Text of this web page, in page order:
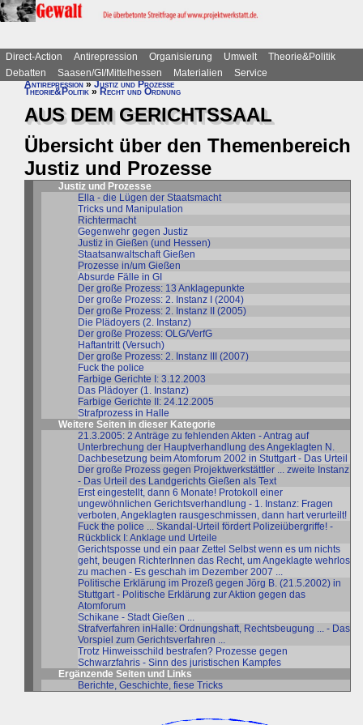
Direct-Action Antirepression Organisierung Umwelt
Theorie&Politik
Debatten
Saasen/GI/Mittelhessen Materialien
Service
Antirepression»Justiz und Prozesse
Theorie&Politik » Recht und Ordnung
AUS DEM GERICHTSSAAL
Übersicht über den Themenbereich
Justiz und Prozesse
Justiz und Prozesse
Ella - die Lügen der Staatsmacht
Tricks und Manipulation
Richtermacht
Gegenwehr gegen Justiz
Justiz in Gießen (und Hessen)
Staatsanwaltschaft Gießen
Prozesse in/um Gießen
Absurde Fälle in GI
Der große Prozess: 13 Anklagepunkte
Der große Prozess: 2. Instanz I (2004)
Der große Prozess: 2. Instanz II (2005)
Die Plädoyers (2. Instanz)
Der große Prozess: OLG/VerfG
Haftantritt (Versuch)
Der große Prozess: 2. Instanz III (2007)
Fuck the police
Farbige Gerichte I: 3.12.2003
Das Plädoyer (1. Instanz)
Farbige Gerichte II: 24.12.2005
Strafprozess in Halle
Weitere Seiten in dieser Kategorie
21.3.2005: 2 Anträge zu fehlenden Akten - Antrag auf
Unterbrechung der Hauptverhandlung des Angeklagten N.
Dachbesetzung beim Atomforum 2002 in Stuttgart - Das Urteil
Der große Prozess gegen Projektwerkstättler ... zweite Instanz
- Das Urteil des Landgerichts Gießen als Text
Erst eingestellt, dann 6 Monate! Protokoll einer
ungewöhnlichen Gerichtsverhandlung - 1. Instanz: Fragen
verboten, Angeklagten rausgeschmissen, dann hart verurteilt!
Fuck the police ... Skandal-Urteil fördert Polizeiübergriffe! -
Rückblick I: Anklage und Urteile
Gerichtsposse und ein paar Zettel Selbst wenn es um nichts
geht, beugen RichterInnen das Recht, um Angeklagte wehrlos
zu machen - Es geschah im Dezember 2007 ...
Politische Erklärung im Prozeß gegen Jörg B. (21.5.2002) in
Stuttgart - Politische Erklärung zur Aktion gegen das
Atomforum
Schikane - Stadt Gießen ...
Strafverfahren inHalle: Ordnungshaft, Rechtsbeugung ... - Das
Vorspiel zum Gerichtsverfahren ...
Trotz Hinweisschild bestrafen? Prozesse gegen
Schwarzfahris - Sinn des juristischen Kampfes
Ergänzende Seiten und Links
Berichte, Geschichte, fiese Tricks